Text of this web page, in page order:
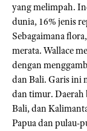
yang melimpah.
dunia, 16% jenis
Sebagaimana
merata. Wallace
dengan
dan Bali. Garis ini
dan timur. Daerah
Bali, dan
Papua dan pulau-